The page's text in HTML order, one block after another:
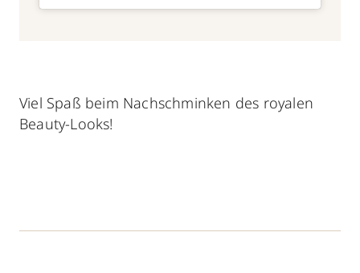
Viel Spaß beim Nachschminken des royalen
Beauty-Looks!